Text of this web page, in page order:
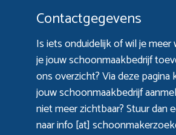
Contactgegevens
Is iets onduidelijk of wil je meer
je jouw schoonmaakbedrijf
ons overzicht? Viadeze pagina
jouw schoonmaakbedrijf
niet meer zichtbaar? Stuur dan
naar info [at]